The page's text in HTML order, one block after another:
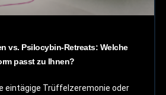
vs. Psilocybin-Retreats: Welche
passt zu Ihnen?
eintägige Trüffelzeremonie oder